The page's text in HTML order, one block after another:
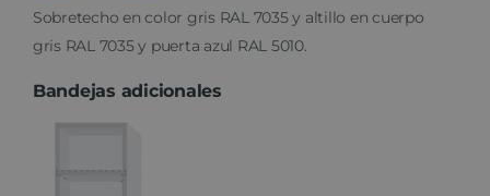
Sobretecho en color gris RAL 7035 y altillo en cuerpo
gris RAL 7035 y puerta azul RAL 5010.
Bandejas adicionales